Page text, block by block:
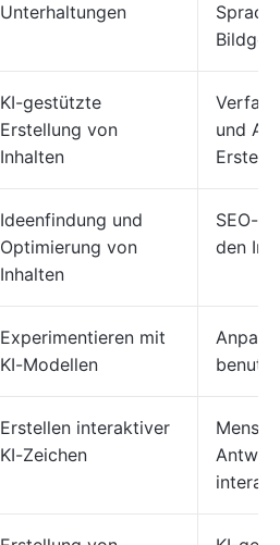
Unterhaltungen
KI-gestützte
Erstellung von
Inhalten
und
Ideenfindung und
Optimierung von
Inhalten
SEO-
den
Experimentieren mit
KI-Modellen
Erstellen interaktiver
KI-Zeichen